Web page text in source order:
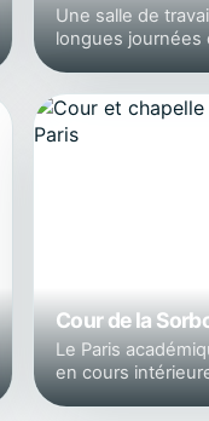
Une salle de
longues journées
Cour de la
Le Paris
en cours